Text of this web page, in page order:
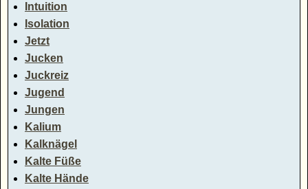
Intuition
Isolation
Jetzt
Jucken
Juckreiz
Jugend
Jungen
Kalium
Kalknägel
Kalte Füße
Kalte Hände